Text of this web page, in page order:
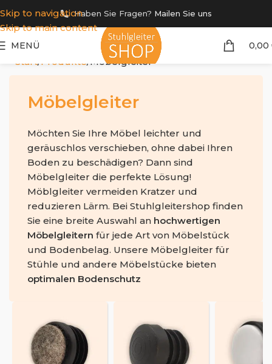
Skip to navigation
Skip to main content
Haben Sie Fragen? Mailen Sie uns
MENÜ 0,00
Start Produkte Möbelgleiter
Möbelgleiter
Möchten Sie Ihre Möbel leichter und
geräuschlos verschieben, ohne dabei Ihren
Boden zu beschädigen? Dann sind
Möbelgleiter die perfekte Lösung!
Möblgleiter vermeiden Kratzer und
reduzieren Lärm. Bei Stuhlgleitershop finden
Sie eine breite Auswahl an hochwertigen
Möbelgleitern für jede Art von Möbelstück
und Bodenbelag. Unsere Möbelgleiter für
Stühle und andere Möbelstücke bieten
optimalen Bodenschutz